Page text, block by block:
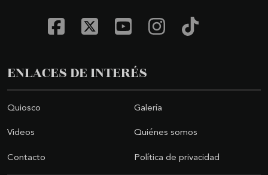
ENLACES DE INTERÉS
Quiosco Galería
Videos Quiénes somos
Contacto Política de privacidad